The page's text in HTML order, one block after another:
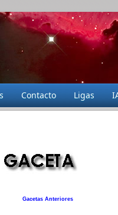
Contacto Ligas
Gacetas Anteriores